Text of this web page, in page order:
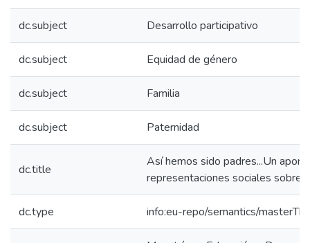
dc.subject Desarrollo participativo
dc.subject Equidad de género
dc.subject Familia
dc.subject Paternidad
dc.title
Así hemos sido padres...Un
representaciones sociales sobre
dc.type info:eu-repo/semantics/